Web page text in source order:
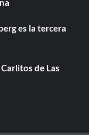
es la tercera
de Las